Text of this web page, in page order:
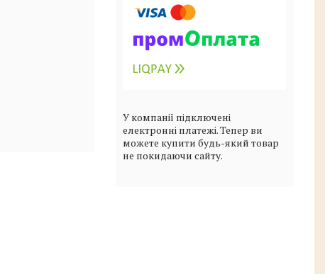
У компанії підключені
електронні платежі. Тепер ви
можете купити будь-який товар
не покидаючи сайту.